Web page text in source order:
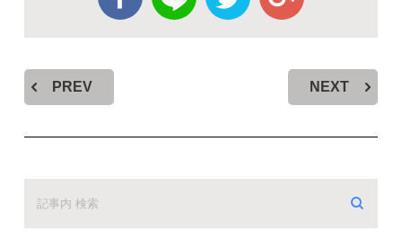
PREV NEXT